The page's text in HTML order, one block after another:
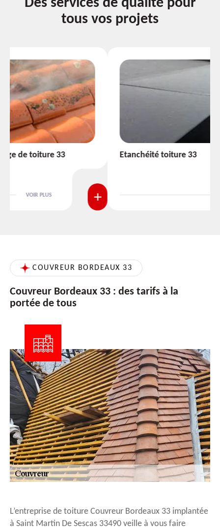
tous vos projets
Etanchéité toiture 33
VOIR PLUS
COUVREUR BORDEAUX 33
Couvreur Bordeaux 33 : des tarifs à la
portée de tous
L’entreprise de toiture Couvreur Bordeaux 33 implantée
à Saint Martin De Sescas 33490 veille à vous faire